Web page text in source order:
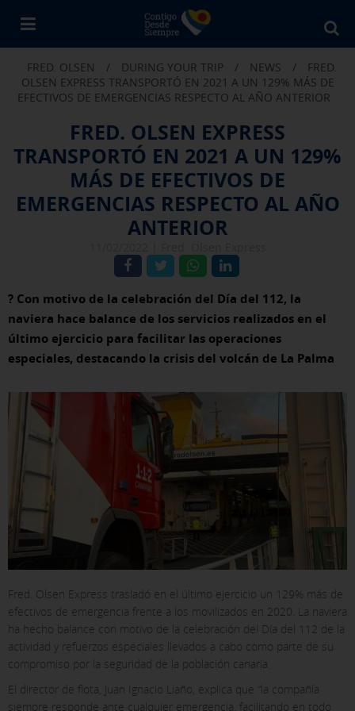
FRED. OLSEN / DURING YOUR TRIP / NEWS /
FRED.
OLSEN EXPRESS TRANSPORTÓ EN 2021 A UN 129% MÁS DE
EFECTIVOS DE EMERGENCIAS RESPECTO AL AÑO ANTERIOR
FRED. OLSEN EXPRESS
TRANSPORTÓ EN 2021 A UN 129%
MÁS DE EFECTIVOS DE
EMERGENCIAS RESPECTO AL AÑO
ANTERIOR
? Con motivo de la celebración del Día del 112, la
naviera hace balance de los servicios realizados en el
último ejercicio para facilitar las operaciones
especiales, destacando la crisis del volcán de La Palma
Fred. Olsen Express trasladó en el último ejercicio un 129% más de
efectivos de emergencia frente a los movilizados en 2020. La naviera
ha hecho balance con motivo de la celebración del Día del 112 de la
actividad y refuerzos especiales llevados a cabo como parte de su
compromiso por la seguridad de la población canaria.
El director de flota, Juan Ignacio Liaño, explica que “la compañía
siempre responde ante cualquier emergencia, facilitando en todo
COOKIE SETTINGS
ACCEPT ALL